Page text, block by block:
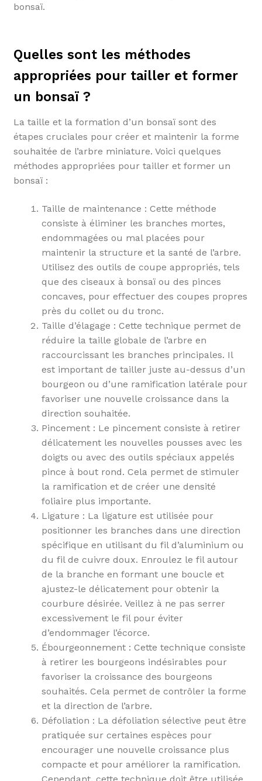
bonsaï.
Quelles sont les méthodes
appropriées pour tailler et former
un bonsaï ?
La taille et la formation d’un bonsaï sont des
étapes cruciales pour créer et maintenir la forme
souhaitée de l’arbre miniature. Voici quelques
méthodes appropriées pour tailler et former un
bonsaï :
Taille de maintenance : Cette méthode
consiste à éliminer les branches mortes,
endommagées ou mal placées pour
maintenir la structure et la santé de l’arbre.
Utilisez des outils de coupe appropriés, tels
que des ciseaux à bonsaï ou des pinces
concaves, pour effectuer des coupes propres
près du collet ou du tronc.
Taille d’élagage : Cette technique permet de
réduire la taille globale de l’arbre en
raccourcissant les branches principales. Il
est important de tailler juste au-dessus d’un
bourgeon ou d’une ramification latérale pour
favoriser une nouvelle croissance dans la
direction souhaitée.
Pincement : Le pincement consiste à retirer
délicatement les nouvelles pousses avec les
doigts ou avec des outils spéciaux appelés
pince à bout rond. Cela permet de stimuler
la ramification et de créer une densité
foliaire plus importante.
Ligature : La ligature est utilisée pour
positionner les branches dans une direction
spécifique en utilisant du fil d’aluminium ou
du fil de cuivre doux. Enroulez le fil autour
de la branche en formant une boucle et
ajustez-le délicatement pour obtenir la
courbure désirée. Veillez à ne pas serrer
excessivement le fil pour éviter
d’endommager l’écorce.
Ébourgeonnement : Cette technique consiste
à retirer les bourgeons indésirables pour
favoriser la croissance des bourgeons
souhaités. Cela permet de contrôler la forme
et la direction de l’arbre.
Défoliation : La défoliation sélective peut être
pratiquée sur certaines espèces pour
encourager une nouvelle croissance plus
compacte et pour améliorer la ramification.